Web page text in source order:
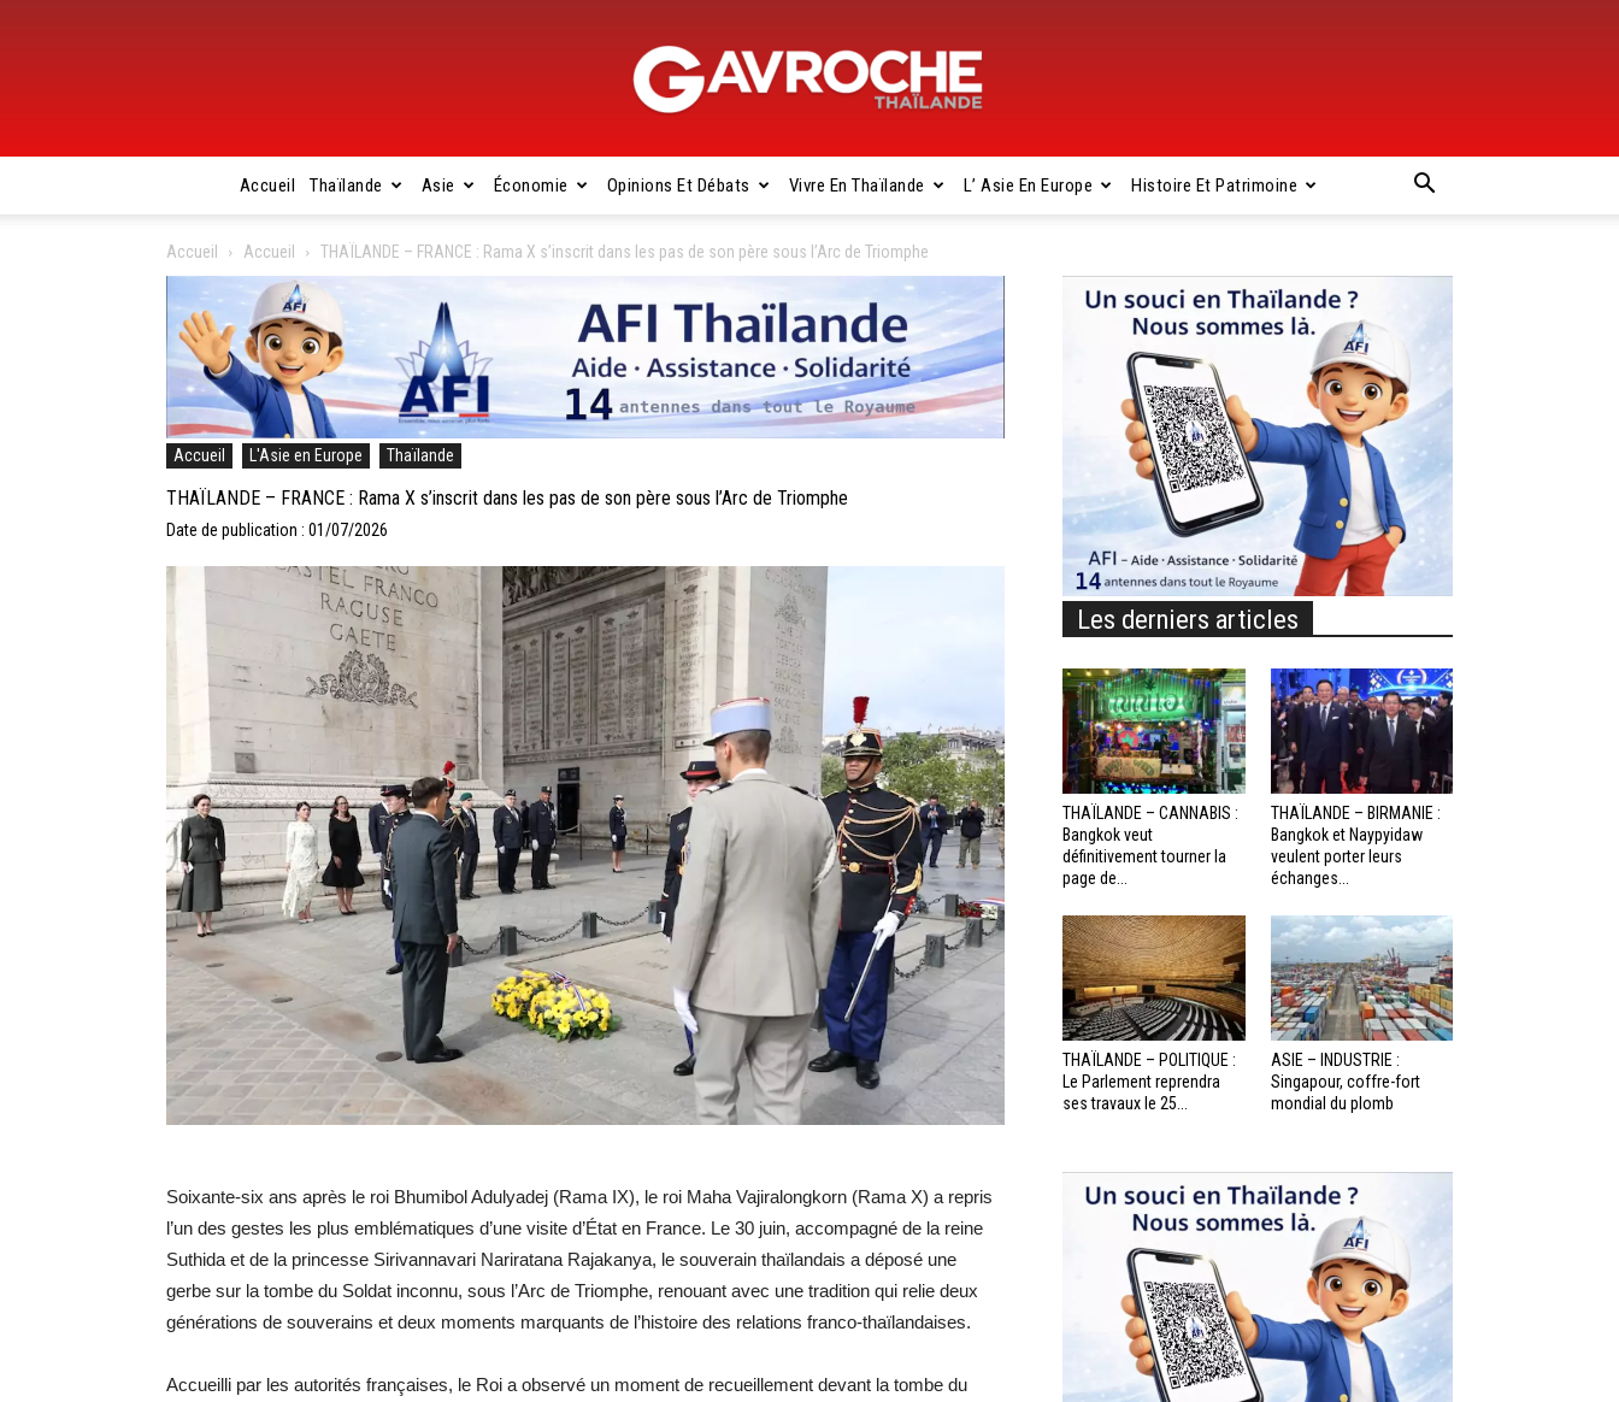
Gavroche
Thaïlande
Accueil Thaïlande Asie Économie Opinions Et Débats Vivre En Thaïlande L’ Asie En Europe Histoire Et Patrimoine
Accueil Accueil THAÏLANDE – FRANCE : Rama X s’inscrit dans les pas de son père sous l’Arc de Triomphe
Accueil L'Asie en Europe Thaïlande
THAÏLANDE – FRANCE : Rama X s’inscrit dans les pas de son père sous l’Arc de Triomphe
Date de publication : 01/07/2026
Soixante-six ans après le roi Bhumibol Adulyadej (Rama IX), le roi Maha Vajiralongkorn (Rama X) a repris
l’un des gestes les plus emblématiques d’une visite d’État en France. Le 30 juin, accompagné de la reine
Suthida et de la princesse Sirivannavari Nariratana Rajakanya, le souverain thaïlandais a déposé une
gerbe sur la tombe du Soldat inconnu, sous l’Arc de Triomphe, renouant avec une tradition qui relie deux
générations de souverains et deux moments marquants de l’histoire des relations franco-thaïlandaises.
Accueilli par les autorités françaises, le Roi a observé un moment de recueillement devant la tombe du
Les derniers articles
THAÏLANDE – CANNABIS :
Bangkok veut
définitivement tourner la
page de...
THAÏLANDE – BIRMANIE :
Bangkok et Naypyidaw
veulent porter leurs
échanges...
THAÏLANDE – POLITIQUE :
Le Parlement reprendra
ses travaux le 25...
ASIE – INDUSTRIE :
Singapour, coffre-fort
mondial du plomb